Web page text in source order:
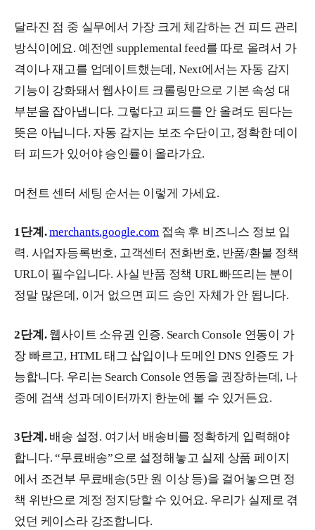
달라진 점 중 실무에서 가장 크게 체감하는 건 피드 관리
방식이에요. 예전엔 supplemental feed를 따로 올려서 가
격이나 재고를 업데이트했는데, Next에서는 자동 감지
기능이 강화돼서 웹사이트 크롤링만으로 기본 속성 대
부분을 잡아냅니다. 그렇다고 피드를 안 올려도 된다는
뜻은 아닙니다. 자동 감지는 보조 수단이고, 정확한 데이
터 피드가 있어야 승인률이 올라가요.
머천트 센터 세팅 순서는 이렇게 가세요.
1단계. merchants.google.com 접속 후 비즈니스 정보 입
력. 사업자등록번호, 고객센터 전화번호, 반품/환불 정책
URL이 필수입니다. 사실 반품 정책 URL 빠뜨리는 분이
정말 많은데, 이거 없으면 피드 승인 자체가 안 됩니다.
2단계.웹사이트 소유권 인증. Search Console 연동이 가
장 빠르고, HTML 태그 삽입이나 도메인 DNS 인증도 가
능합니다. 우리는 Search Console 연동을 권장하는데, 나
중에 검색 성과 데이터까지 한눈에 볼 수 있거든요.
3단계.배송 설정. 여기서 배송비를 정확하게 입력해야
합니다. “무료배송”으로 설정해놓고 실제 상품 페이지
에서 조건부 무료배송(5만 원 이상 등)을 걸어놓으면 정
책 위반으로 계정 정지당할 수 있어요. 우리가 실제로 겪
었던 케이스라 강조합니다.